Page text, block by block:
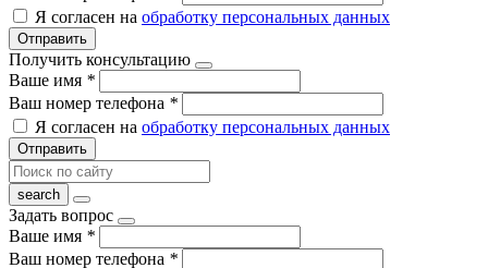
Я согласен на обработку персональных данных
Отправить
Получить консультацию
Ваше имя *
Ваш номер телефона *
Я согласен на обработку персональных данных
Отправить
Задать вопрос
Ваше имя *
Ваш номер телефона *